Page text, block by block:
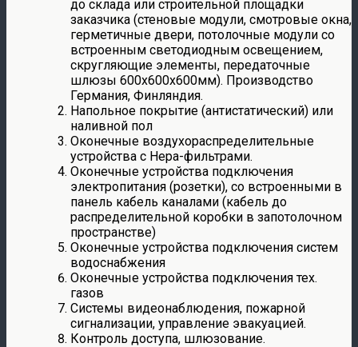
до склада или строительной площадки
заказчика (стеновые модули, смотровые окна,
герметичные двери, потолочные модули со
встроенным светодиодным освещением,
скругляющие элементы, передаточные
шлюзы 600х600х600мм). Производство
Германия, Финляндия.
Напольное покрытие (антистатический) или
наливной пол
Оконечные воздухораспределительные
устройства с Нера-фильтрами.
Оконечные устройства подключения
электропитания (розетки), со встроенными в
панель кабель каналами (кабель до
распределительной коробки в запотолочном
пространстве)
Оконечные устройства подключения систем
водоснабжения
Оконечные устройства подключения тех.
газов
Системы видеонаблюдения, пожарной
сигнализации, управление эвакуацией.
Контроль доступа, шлюзование.